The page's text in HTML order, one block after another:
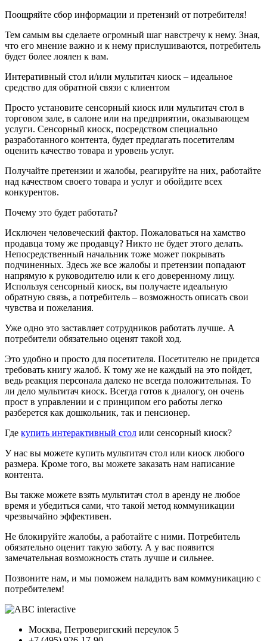
Поощряйте сбор информации и претензий от потребителя!
Тем самым вы сделаете огромный шаг навстречу к нему. Зная,
что его мнение важно и к нему прислушиваются, потребитель
будет более лоялен к вам.
Интеративный стол и/или мультитач киоск – идеальное
средство для обратной связи с клиентом
Просто установите сенсорный киоск или мультитач стол в
торговом зале, в салоне или на предприятии, оказывающем
услуги. Сенсорный киоск, посредством специально
разработанного контента, будет предлагать посетителям
оценить качество товара и уровень услуг.
Получайте претензии и жалобы, реагируйте на них, работайте
над качеством своего товара и услуг и обойдите всех
конкурентов.
Почему это будет работать?
Исключен человеческий фактор. Пожаловаться на хамство
продавца тому же продавцу? Никто не будет этого делать.
Непосредственный начальник тоже может покрывать
подчиненных. Здесь же все жалобы и претензии попадают
напрямую к руководителю или к его доверенному лицу.
Используя сенсорный киоск, вы получаете идеальную
обратную связь, а потребитель – возможность описать свои
чувства и пожелания.
Уже одно это заставляет сотрудников работать лучше. А
потребители обязательно оценят такой ход.
Это удобно и просто для посетителя. Посетителю не придется
требовать книгу жалоб. К тому же не каждый на это пойдет,
ведь реакция персонала далеко не всегда положительная. То
ли дело мультитач киоск. Всегда готов к диалогу, он очень
прост в управлении и с принципом его работы легко
разберется как дошкольник, так и пенсионер.
Где купить интерактивный стол или сенсорный киоск?
У нас вы можете купить мультитач стол или киоск любого
размера. Кроме того, вы можете заказать нам написание
контента.
Вы также можете взять мультитач стол в аренду не любое
время и убедиться сами, что такой метод коммуникации
чрезвычайно эффективен.
Не блокируйте жалобы, а работайте с ними. Потребитель
обязательно оценит такую заботу. А у вас появится
замечательная возможность стать лучше и сильнее.
Позвоните нам, и мы поможем наладить вам коммуникацию с
потребителем!
Москва, Петроверигский переулок 5